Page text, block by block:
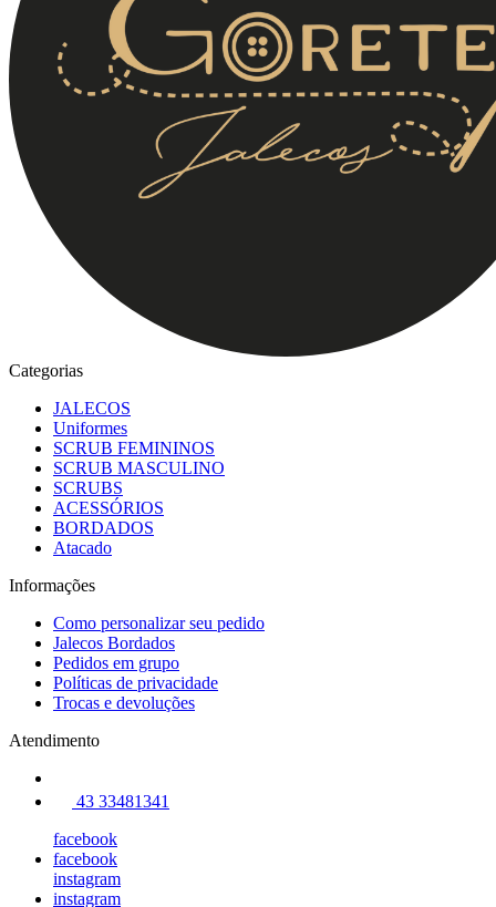
Categorias
JALECOS
Uniformes
SCRUB FEMININOS
SCRUB MASCULINO
SCRUBS
ACESSÓRIOS
BORDADOS
Atacado
Informações
Como personalizar seu pedido
Jalecos Bordados
Pedidos em grupo
Políticas de privacidade
Trocas e devoluções
Atendimento
43 33481341
facebook
facebook
instagram
instagram